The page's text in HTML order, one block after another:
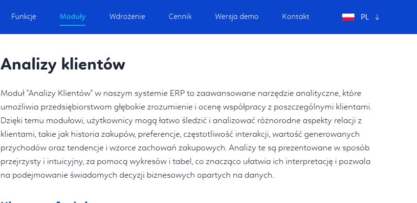
Funkcje Moduły Wdrożenie Cennik Wersja demo Kontakt PL
US
Analizy klientów
Moduł "Analizy Klientów" w naszym systemie ERP to zaawansowane narzędzie analityczne, które
umożliwia przedsiębiorstwom głębokie zrozumienie i ocenę współpracy z poszczególnymi klientami.
Dzięki temu modułowi, użytkownicy mogą łatwo śledzić i analizować różnorodne aspekty relacji z
klientami, takie jak historia zakupów, preferencje, częstotliwość interakcji, wartość generowanych
przychodów oraz tendencje i wzorce zachowań zakupowych. Analizy te są prezentowane w sposób
przejrzysty i intuicyjny, za pomocą wykresów i tabel, co znacząco ułatwia ich interpretację i pozwala
na podejmowanie świadomych decyzji biznesowych opartych na danych.